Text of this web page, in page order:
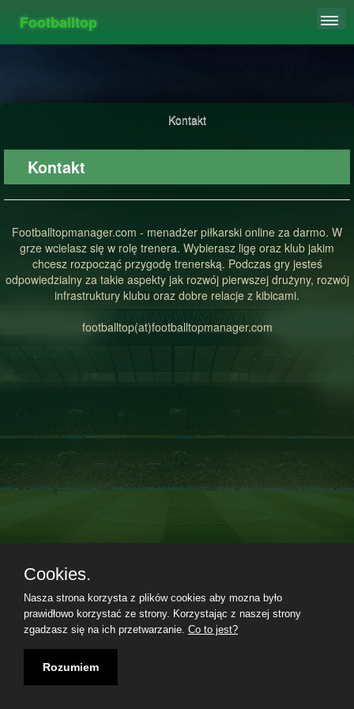
Footballtop
STATYSTYKI
Kontakt
Kontakt
Footballtopmanager.com - menadżer piłkarski online za darmo. W
grze wcielasz się w rolę trenera. Wybierasz ligę oraz klub jakim
chcesz rozpocząć przygodę trenerską. Podczas gry jesteś
odpowiedzialny za takie aspekty jak rozwój pierwszej drużyny, rozwój
infrastruktury klubu oraz dobre relacje z kibicami.
footballtop(at)footballtopmanager.com
Regulamin|Polityka prywatności|Kontakt| 09.08.2026, 16:18|
Cookies.
Nasza strona korzysta z plików cookies aby mozna było
prawidłowo korzystać ze strony. Korzystając z naszej strony
zgadzasz się na ich przetwarzanie. Co to jest?
Rozumiem